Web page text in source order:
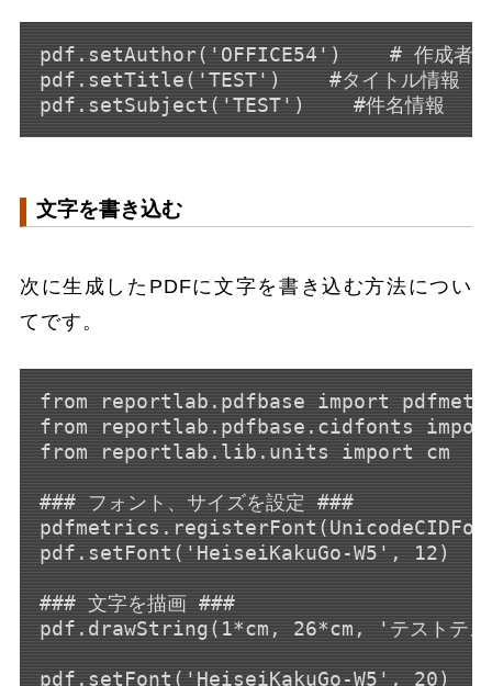
pdf.setAuthor('OFFICE54')    # 作成者情
pdf.setTitle('TEST')    #タイトル情報
文字を書き込む
次に生成したPDFに文字を書き込む方法につい
てです。
from reportlab.pdfbase import
from reportlab.pdfbase.cidfonts import
from reportlab.lib.units import cm
### フォント、サイズを設定 ###
pdf.setFont('HeiseiKakuGo-W5', 12)
### 文字を描画 ###
pdf.drawString(1*cm, 26*cm, 'テストテ
pdf.setFont('HeiseiKakuGo-W5', 20)    #